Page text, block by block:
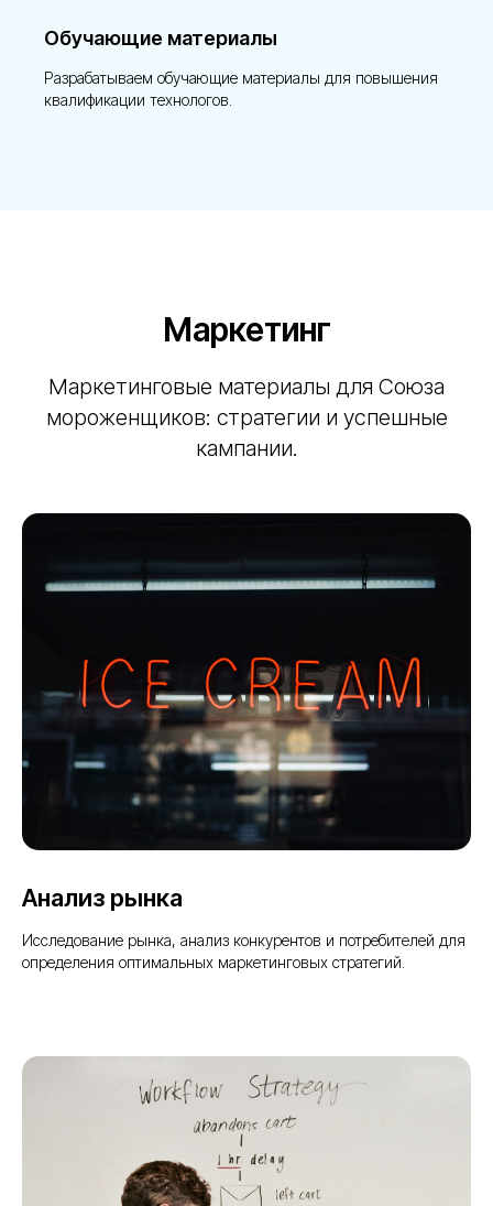
Обучающие материалы
Разрабатываем обучающие материалы для повышения
квалификации технологов.
Маркетинг
Маркетинговые материалы для Союза
мороженщиков: стратегии и успешные
кампании.
Анализ рынка
Исследование рынка, анализ конкурентов и потребителей для
определения оптимальных маркетинговых стратегий.